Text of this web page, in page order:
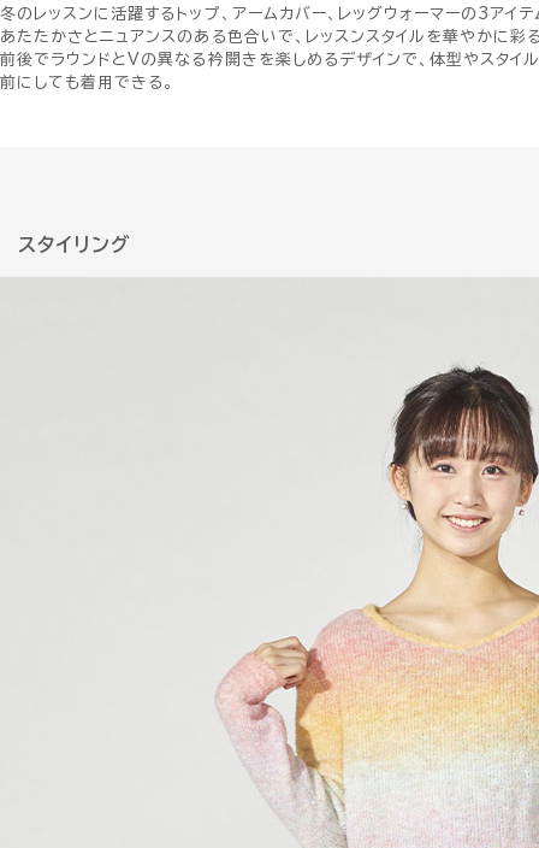
冬のレッスンに活躍するトップ、アームカバー、レッグウォーマーの3アイテ
あたたかさとニュアンスのある色合いで、レッスンスタイルを華やかに彩
前後でラウンドとVの異なる衿開きを楽しめるデザインで、体型やスタイ
前にしても着用できる。
スタイリング